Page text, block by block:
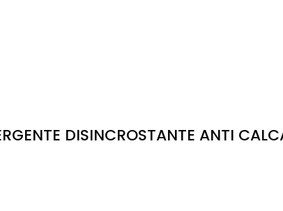
DISINCROSTANTE ANTI